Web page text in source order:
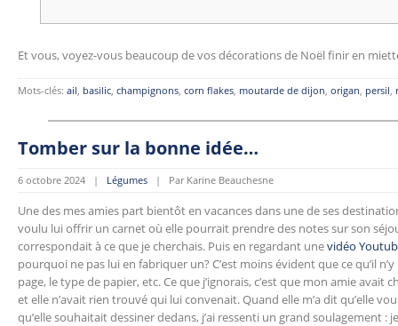
Et vous, voyez-vous beaucoup de vos décorations de Noël finir en
Mots-clés: ail, basilic, champignons, corn flakes, moutarde de dijon, origan, persil,
Tomber sur la bonne idée…
6 octobre 2024 | Légumes | Par Karine Beauchesne
Une des mes amies part bientôt en vacances dans une de ses
voulu lui offrir un carnet où elle pourrait prendre des notes sur son
correspondait à ce que je cherchais. Puis en regardant unevidéo
pourquoi ne pas lui en fabriquer un? C’est moins évident que ce qu’il
page, le type de papier, etc. Ce que j’ignorais, c’est que mon amie
et elle n’avait rien trouvé qui lui convenait. Quand elle m’a dit qu’elle
qu’elle souhaitait dessiner dedans, j’ai ressenti un grand soulagement :